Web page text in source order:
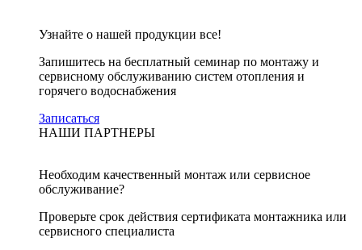
Узнайте о нашей продукции все!
Запишитесь на бесплатный семинар по монтажу и
сервисному обслуживанию систем отопления и
горячего водоснабжения
Записаться
НАШИ ПАРТНЕРЫ
Необходим качественный монтаж или сервисное
обслуживание?
Проверьте срок действия сертификата монтажника или
сервисного специалиста